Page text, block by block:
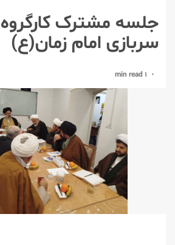
جلسه مشترک
سربازی امام زمان(ع)
1 min read